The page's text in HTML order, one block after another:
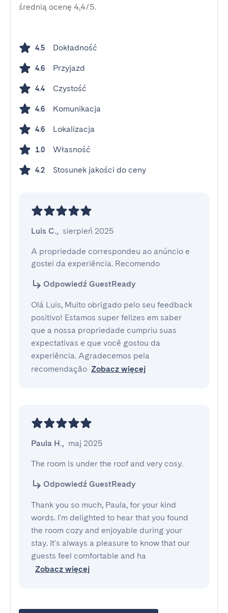
średnią ocenę 4,4/5.
4.5 Dokładność
4.6 Przyjazd
4.4 Czystość
4.6 Komunikacja
4.6 Lokalizacja
1.0 Własność
4.2 Stosunek jakości do ceny
Luis C., sierpień 2025
A propriedade correspondeu ao anúncio e
gostei da experiência. Recomendo
Odpowiedź GuestReady
Olá Luis, Muito obrigado pelo seu feedback
positivo! Estamos super felizes em saber
que a nossa propriedade cumpriu suas
expectativas e que você gostou da
experiência. Agradecemos pela
recomendação Zobacz więcej
Paula H., maj 2025
The room is under the roof and very cosy.
Odpowiedź GuestReady
Thank you so much, Paula, for your kind
words. I'm delighted to hear that you found
the room cozy and enjoyable during your
stay. It's always a pleasure to know that our
guests feel comfortable and ha
Zobacz więcej